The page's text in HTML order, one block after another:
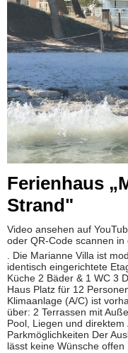
Ferienhaus
Strand"
Video ansehen auf
oder QR-Code scannen
. Die Marianne Villa ist
identisch eingerichtete
Küche 2 Bäder & 1 WC 3
Haus Platz für 12
Klimaanlage (A/C) ist
über: 2 Terrassen mit
Pool, Liegen und
Parkmöglichkeiten Der
lässt keine Wünsche offen